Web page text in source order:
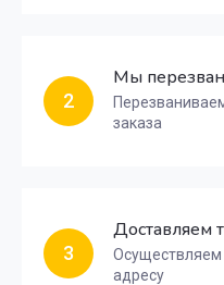
2
Мы
заказа
3
Доставляем
Осуществляем
адресу